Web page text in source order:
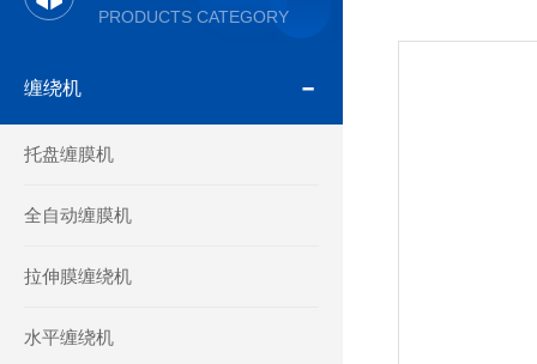
PRODUCTS CATEGORY
缠绕机
托盘缠膜机
全自动缠膜机
拉伸膜缠绕机
水平缠绕机